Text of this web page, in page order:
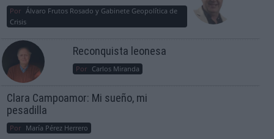
Por Álvaro Frutos Rosado y Gabinete Geopolítica de
Crisis
Reconquista leonesa
Por Carlos Miranda
Clara Campoamor: Mi sueño, mi
pesadilla
Por María Pérez Herrero